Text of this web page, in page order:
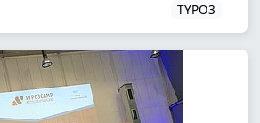
TYPO3